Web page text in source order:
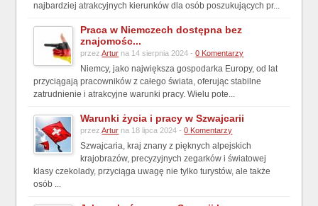
najbardziej atrakcyjnych kierunków dla osób poszukujących pr...
Praca w Niemczech dostępna bez
znajomośc...
przezArtur na 14 sierpnia 2024 -0 Komentarzy
Niemcy, jako największa gospodarka Europy, od lat
przyciągają pracowników z całego świata, oferując stabilne
zatrudnienie i atrakcyjne warunki pracy. Wielu pote...
Warunki życia i pracy w Szwajcarii
przezArtur na 18 lipca 2024 -0 Komentarzy
Szwajcaria, kraj znany z pięknych alpejskich
krajobrazów, precyzyjnych zegarków i światowej
klasy czekolady, przyciąga uwagę nie tylko turystów, ale także
osób ...